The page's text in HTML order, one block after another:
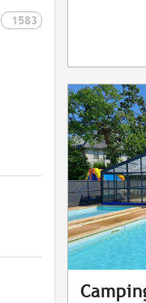
1583